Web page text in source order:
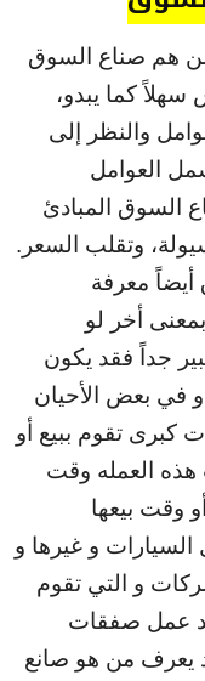
هم صناع السوق
كما يبدو،
والنظر إلى
العوامل
السوق المبادئ
وتقلب السعر.
أيضاً معرفة
أخر لو
جداً فقد يكون
في بعض الأحيان
كبرى تقوم ببيع أو
هذه العمله وقت
وقت بيعها
السيارات و غيرها و
و التي تقوم
عمل صفقات
يعرف من هو صانع